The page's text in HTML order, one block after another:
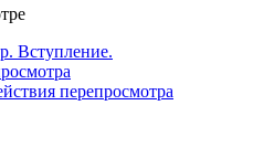
Вступление.
перепросмотра